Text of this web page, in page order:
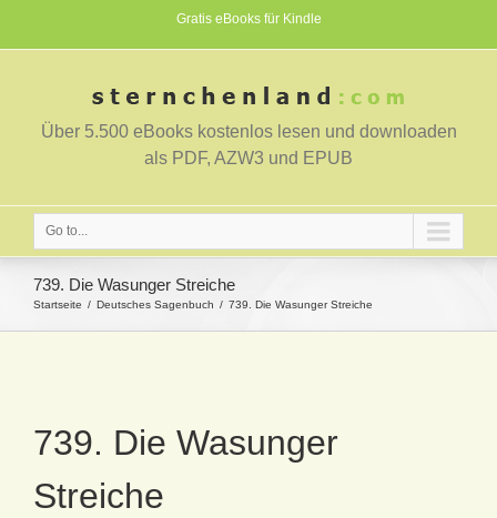
Gratis eBooks für Kindle
Über 5.500 eBooks kostenlos lesen und downloaden
als PDF, AZW3 und EPUB
Go to...
739. Die Wasunger Streiche
Startseite Deutsches Sagenbuch 739. Die Wasunger Streiche
739. Die Wasunger
Streiche